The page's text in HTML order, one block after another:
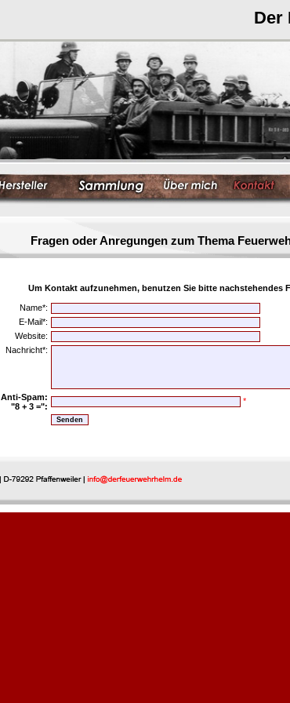
Der
Fragen oder Anregungen zum Thema
Um Kontakt aufzunehmen, benutzen Sie bitte nachstehendes
Name*:
E-Mail*:
Website:
Nachricht*:
Anti-Spam:
"8 + 3 =":
*